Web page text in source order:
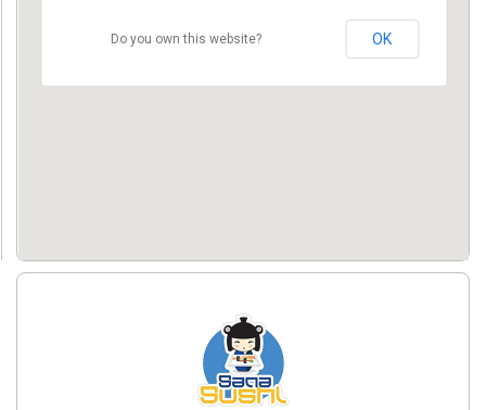
Do you own this website? OK